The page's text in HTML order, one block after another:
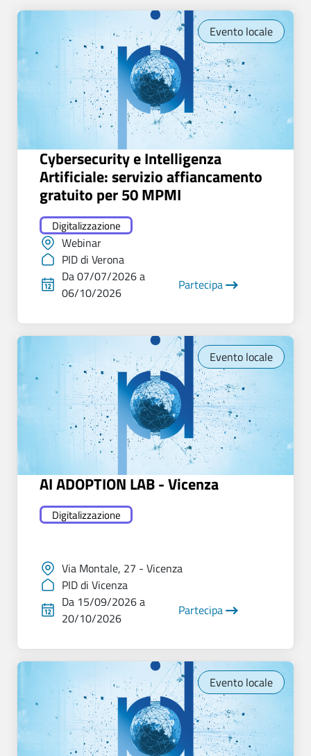
Evento locale
Cybersecurity e Intelligenza
Artificiale: servizio affiancamento
gratuito per 50 MPMI
Digitalizzazione
Webinar
PID di Verona
Da 07/07/2026 a
06/10/2026
Partecipa
Evento locale
AI ADOPTION LAB - Vicenza
Digitalizzazione
Via Montale, 27 - Vicenza
PID di Vicenza
Da 15/09/2026 a
20/10/2026
Partecipa
Evento locale